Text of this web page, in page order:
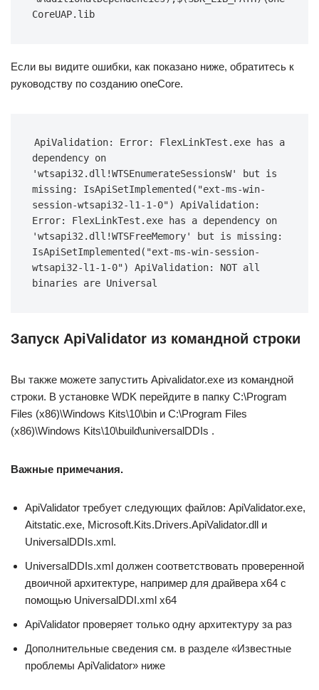
CoreUAP.lib
Если вы видите ошибки, как показано ниже, обратитесь к
руководству по созданию oneCore.
ApiValidation: Error: FlexLinkTest.exe has a
dependency on
'wtsapi32.dll!WTSEnumerateSessionsW' but is
missing: IsApiSetImplemented("ext-ms-win-
session-wtsapi32-l1-1-0") ApiValidation:
Error: FlexLinkTest.exe has a dependency on
'wtsapi32.dll!WTSFreeMemory' but is missing:
IsApiSetImplemented("ext-ms-win-session-
wtsapi32-l1-1-0") ApiValidation: NOT all
binaries are Universal
Запуск ApiValidator из командной строки
Вы также можете запустить Apivalidator.exe из командной
строки. В установке WDK перейдите в папку C:\Program
Files (x86)\Windows Kits\10\bin и C:\Program Files
(x86)\Windows Kits\10\build\universalDDIs .
Важные примечания.
ApiValidator требует следующих файлов: ApiValidator.exe,
Aitstatic.exe, Microsoft.Kits.Drivers.ApiValidator.dll и
UniversalDDIs.xml.
UniversalDDIs.xml должен соответствовать проверенной
двоичной архитектуре, например для драйвера x64 с
помощью UniversalDDI.xml x64
ApiValidator проверяет только одну архитектуру за раз
Дополнительные сведения см. в разделе «Известные
проблемы ApiValidator» ниже